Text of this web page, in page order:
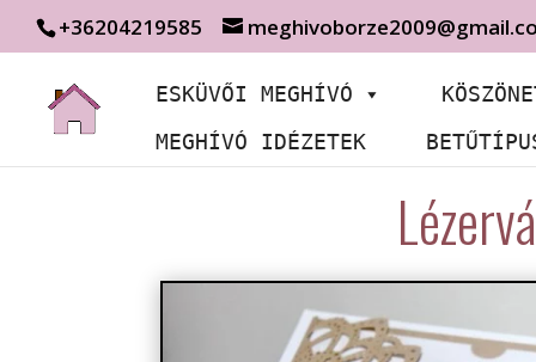
+36204219585
ESKÜVŐI MEGHÍVÓ
MEGHÍVÓ IDÉZETEK